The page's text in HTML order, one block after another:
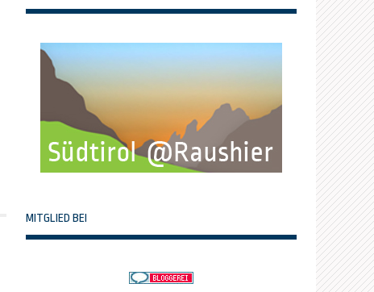
MITGLIED BEI